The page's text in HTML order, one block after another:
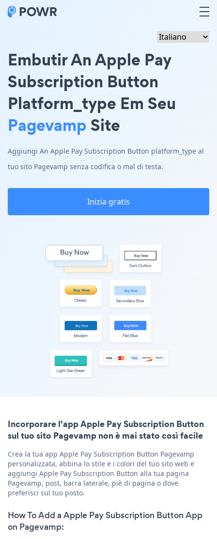
Embutir An Apple Pay
Subscription Button
Platform_type Em Seu
PagevampSite
Aggiungi An Apple Pay Subscription Button platform_type al
tuo sito Pagevamp senza codifica o mal di testa.
Inizia gratis
Incorporare l'app Apple Pay Subscription Button
sul tuo sito Pagevamp non è mai stato così facile
Crea la tua app Apple Pay Subscription Button Pagevamp
personalizzata, abbina lo stile e i colori del tuo sito web e
aggiungi Apple Pay Subscription Button alla tua pagina
Pagevamp, post, barra laterale, piè di pagina o dove
preferisci sul tuo posto.
How To Add a Apple Pay Subscription Button App
on Pagevamp: